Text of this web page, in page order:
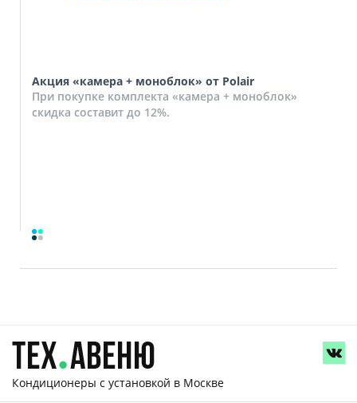
Акция «камера + моноблок» от Polair
При покупке комплекта «камера + моноблок»
скидка составит до 12%.
Кондиционеры с установкой в Москве